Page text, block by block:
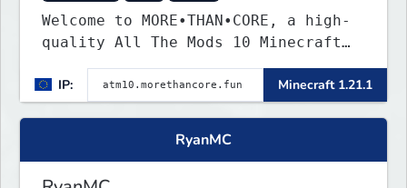
Welcome to MORE•THAN•CORE, a high-
quality All The Mods 10 Minecraft
smooth, polished, and rewarding
modded experience.
IP: Minecraft 1.21.1
RyanMC